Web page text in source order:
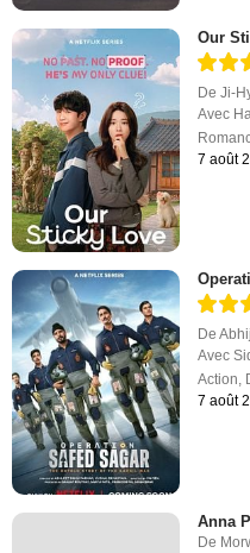
Our
DeJi-
Avec
7 août
De
Avec
Action,
7 août
Anna
De